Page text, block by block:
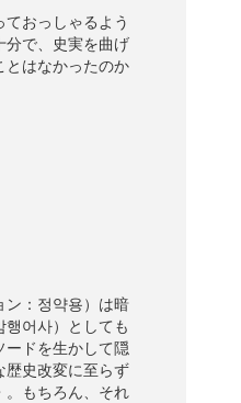
ておっしゃるよう
分で、史実を曲げ
とはなかったのか
ン：정약용）は暗
어사）としても
ードを生かして隠
歴史改変に至らず
。もちろん、それ